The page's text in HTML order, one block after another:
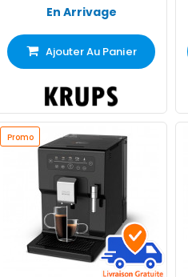
En Arrivage
Ajouter Au Panier
Promo